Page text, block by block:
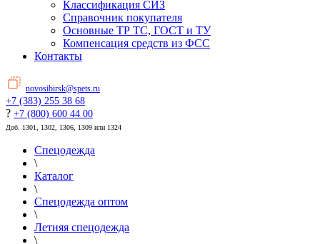
Классификация СИЗ
Справочник покупателя
Основные ТР ТС, ГОСТ и ТУ
Компенсация средств из ФСС
Контакты
novosibirsk@spets.ru
+7 (383) 255 38 68
? +7 (800) 600 44 00
Доб. 1301, 1302, 1306, 1309 или 1324
Спецодежда
\
Каталог
\
Спецодежда оптом
\
Летняя спецодежда
\